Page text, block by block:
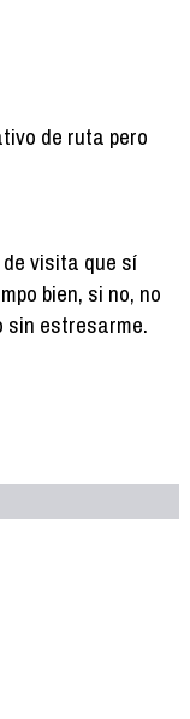
de ruta pero
visita que sí
bien, si no, no
sin estresarme.